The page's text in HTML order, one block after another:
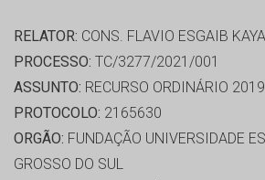
RELATOR: CONS. FLAVIO ESGAIB
PROCESSO: TC/3277/2021/001
ASSUNTO: RECURSO ORDINÁRIO 2019
PROTOCOLO: 2165630
ORGÃO: FUNDAÇÃO UNIVERSIDADE
GROSSO DO SUL